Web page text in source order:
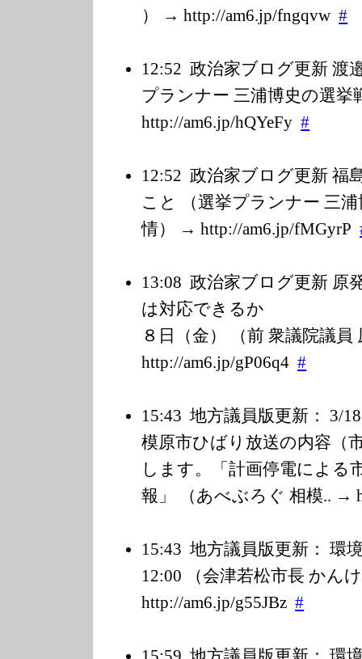
） → http://am6.jp/fngqvw #
12:52 政治家ブログ更新 渡
プランナー 三浦博史の選
http://am6.jp/hQYeFy #
12:52 政治家ブログ更新 福
こと （選挙プランナー 三
情） → http://am6.jp/fMGyrP
13:08 政治家ブログ更新 原
は対応でき
８日（金） （前 衆議院議
http://am6.jp/gP06q4 #
15:43 地方議員版更新： 3/
模原市ひばり放送の内容（
します。「計画停電による
報」 （あべぶろぐ 相模.. →
15:43 地方議員版更新： 環
12:00 （会津若松市長 かん
http://am6.jp/g55JBz #